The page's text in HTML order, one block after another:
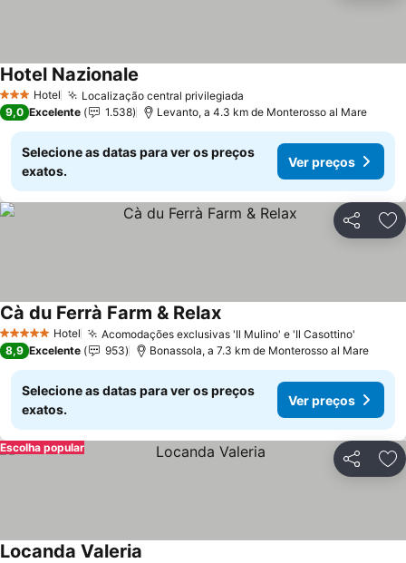
3 EstrelasHotel Localização central privilegiada
Hotel Nazionale
9,0 Excelente 1.538 Levanto, a 4.3 km de Monterosso al Mare
Selecione as datas para ver os preços
exatos.
Ver preços
Partilhar
5 Estrelas Hotel Acomodações exclusivas 'Il Mulino' e 'Il Casottino'
Cà du Ferrà Farm & Relax
8,9 Excelente 953 Bonassola, a 7.3 km de Monterosso al Mare
Selecione as datas para ver os preços
exatos.
Ver preços
Partilhar
Escolha popular
Locanda Valeria